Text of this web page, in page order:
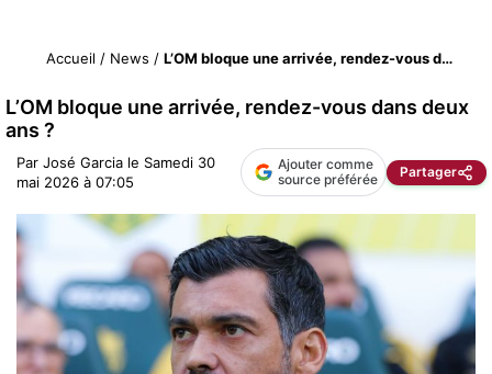
Accueil / News / L’OM bloque une arrivée, rendez-vous dans deux ans ?
L’OM bloque une arrivée, rendez-vous dans deux
ans ?
Par José Garcia le Samedi 30
mai 2026 à 07:05
Ajouter comme
source préférée
Partager